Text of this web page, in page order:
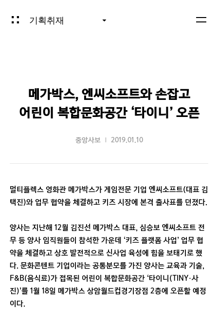
기획취재
메가박스, 엔씨소프트와 손잡고
어린이 복합문화공간 ‘타이니’ 오픈
중앙사보 2019.01.10
멀티플렉스 영화관 메가박스가 게임전문 기업 엔씨소프트(대표 김
택진)와 업무 협약을 체결하고 키즈 시장에 본격 출사표를 던졌다.
양사는 지난해 12월 김진선 메가박스 대표, 심승보 엔씨소프트 전
무 등 양사 임직원들이 참석한 가운데 ‘키즈 플랫폼 사업’ 업무 협
약을 체결하고 상호 발전적으로 신사업 육성에 힘을 보태기로 했
다. 문화콘텐트 기업이라는 공통분모를 가진 양사는 교육과 기술,
F&B(음식료)가 접목된 어린이 복합문화공간 ‘타이니(TINY·사
진)’를 1월 18일 메가박스 상암월드컵경기장점 2층에 오픈할 예정
이다.